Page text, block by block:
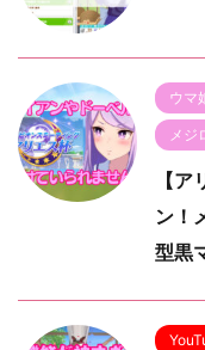
ウマ
メジ
【
ン！
型黒